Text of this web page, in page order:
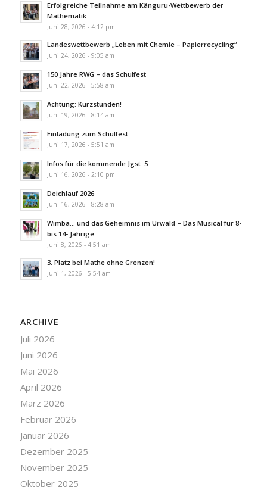
Erfolgreiche Teilnahme am Känguru-Wettbewerb der
Mathematik
Juni 28, 2026 - 4:12 pm
Landeswettbewerb „Leben mit Chemie – Papierrecycling“
Juni 24, 2026 - 9:05 am
150 Jahre RWG – das Schulfest
Juni 22, 2026 - 5:58 am
Achtung: Kurzstunden!
Juni 19, 2026 - 8:14 am
Einladung zum Schulfest
Juni 17, 2026 - 5:51 am
Infos für die kommende Jgst. 5
Juni 16, 2026 - 2:10 pm
Deichlauf 2026
Juni 16, 2026 - 8:28 am
Wimba… und das Geheimnis im Urwald – Das Musical für 8-
bis 14- Jährige
Juni 8, 2026 - 4:51 am
3. Platz bei Mathe ohne Grenzen!
Juni 1, 2026 - 5:54 am
ARCHIVE
Juli 2026
Juni 2026
Mai 2026
April 2026
März 2026
Februar 2026
Januar 2026
Dezember 2025
November 2025
Oktober 2025